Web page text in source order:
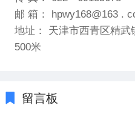
邮 箱： hpwy168@163 .
地址： 天津市西青区精
500米
留言板